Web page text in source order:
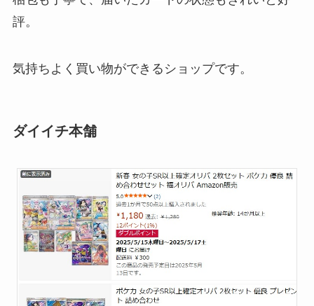
評。
気持ちよく買い物ができるショップです。
ダイイチ本舗